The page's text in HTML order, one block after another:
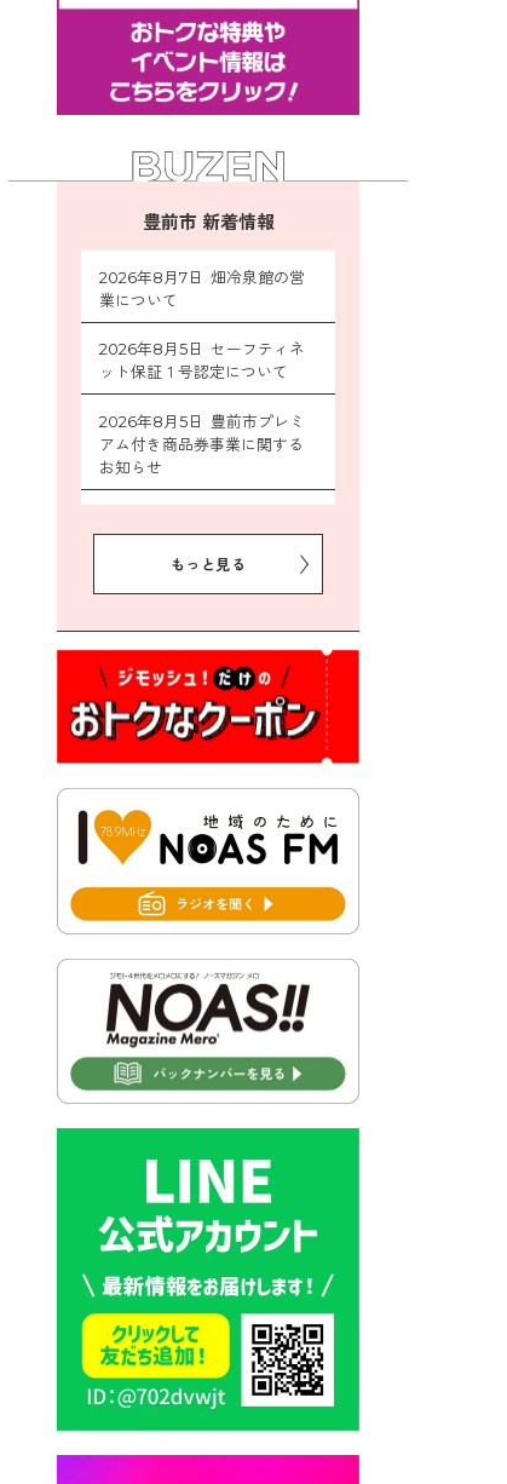
豊前市 新着情報
2026年8月7日 畑冷泉館の営
業について
2026年8月5日 セーフティネ
ット保証１号認定について
2026年8月5日 豊前市プレミ
アム付き商品券事業に関する
お知らせ
ン作戦参加者募集
対抗「福岡駅伝」出場選手募
集！
2026年7月31日 第６次豊前市
総合計画後期基本計画策定業
書が変わります！
2026年7月30日 豊前市立豊前
中学校の進捗状況について
2026年7月30日 豊前市立学校
2026年7月30日 豊前市立学校
紹介≪再編計画の見直しにつ
いて≫
2026年7月29日 豊前市指定ご
み袋販売のお知らせ
2026年7月28日 豊前カラス天
狗みなと祭り（花火大会）開
催決定！
もっと見る